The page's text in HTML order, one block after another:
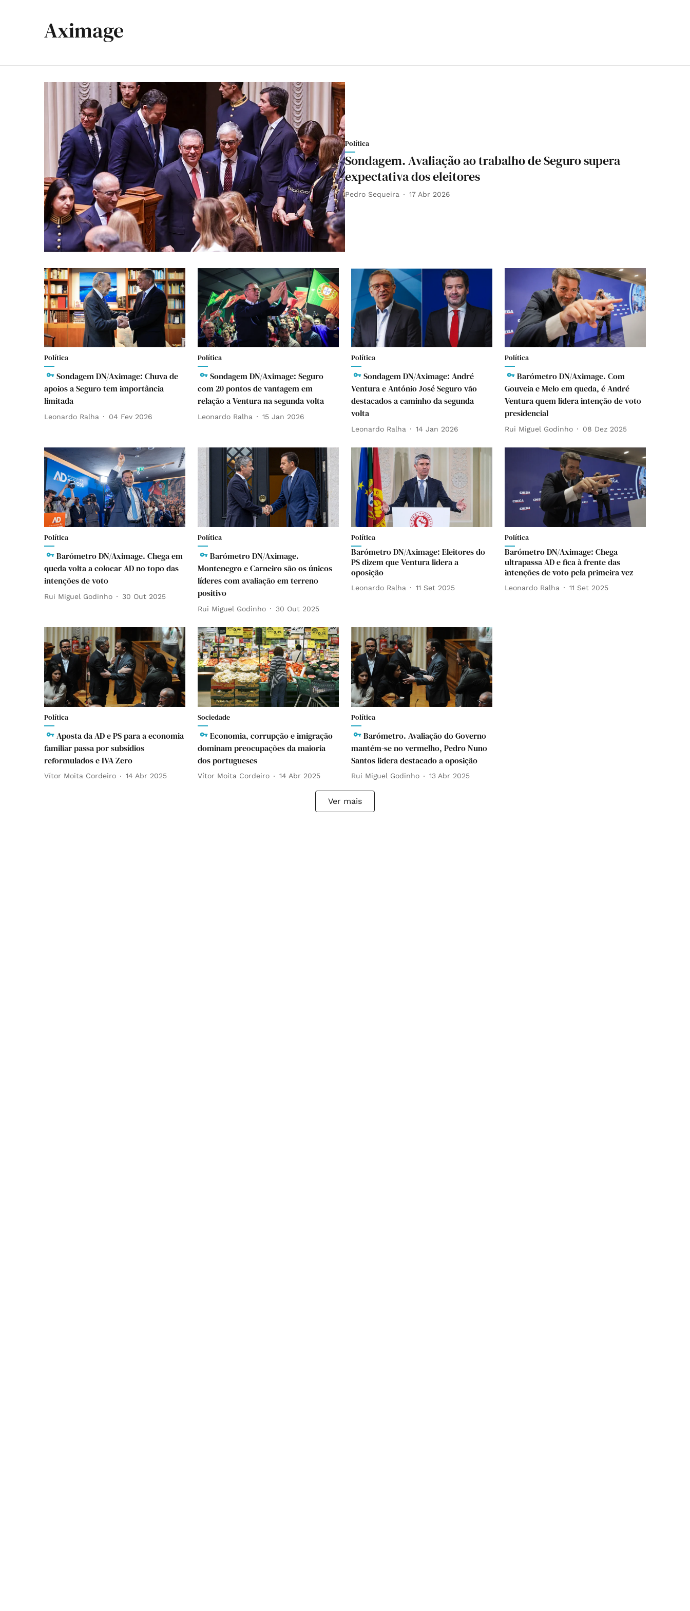
Aximage
Política
Sondagem. Avaliação ao trabalho de Seguro supera
expectativa dos eleitores
Pedro Sequeira 17 Abr 2026
Política
Sondagem DN/Aximage: Chuva de
apoios a Seguro tem importância
limitada
Leonardo Ralha 04 Fev 2026
Política
Sondagem DN/Aximage: Seguro
com 20 pontos de vantagem em
relação a Ventura na segunda volta
Leonardo Ralha 15 Jan 2026
Política
Sondagem DN/Aximage: André
Ventura e António José Seguro vão
destacados a caminho da segunda
volta
Leonardo Ralha 14 Jan 2026
Política
Barómetro DN/Aximage. Com
Gouveia e Melo em queda, é André
Ventura quem lidera intenção de voto
presidencial
Rui Miguel Godinho 08 Dez 2025
Política
Barómetro DN/Aximage. Chega em
queda volta a colocar AD no topo das
intenções de voto
Rui Miguel Godinho 30 Out 2025
Política
Barómetro DN/Aximage.
Montenegro e Carneiro são os únicos
líderes com avaliação em terreno
positivo
Rui Miguel Godinho 30 Out 2025
Política
Barómetro DN/Aximage: Eleitores do
PS dizem que Ventura lidera a
oposição
Leonardo Ralha 11 Set 2025
Política
Barómetro DN/Aximage: Chega
ultrapassa AD e fica à frente das
intenções de voto pela primeira vez
Leonardo Ralha 11 Set 2025
Política
Aposta da AD e PS para a economia
familiar passa por subsídios
reformulados e IVA Zero
Vítor Moita Cordeiro 14 Abr 2025
Sociedade
Economia, corrupção e imigração
dominam preocupações da maioria
dos portugueses
Vítor Moita Cordeiro 14 Abr 2025
Política
Barómetro. Avaliação do Governo
mantém-se no vermelho, Pedro Nuno
Santos lidera destacado a oposição
Rui Miguel Godinho 13 Abr 2025
Ver mais